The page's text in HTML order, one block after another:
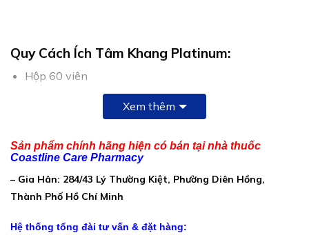
Quy Cách Ích Tâm Khang Platinum:
Hộp 60 viên
Thành Phần Ích Tâm Khang Platinum:
Cao Đan sâm:…………………………………………………….100mg
Cao Hoàng đằng:………………………………………………….50mg
Cao Natto (từ đậu tương lên men):
………………………….50mg
Xem thêm
Sản phẩm chính hãng hiện có bán tại nhà thuốc
Coastline Care Pharmacy
– Gia Hân: 284/43 Lý Thường Kiệt, Phường Diên Hồng,
Thành Phố Hồ Chí Minh
Hệ thống tổng đài tư vấn & đặt hàng: